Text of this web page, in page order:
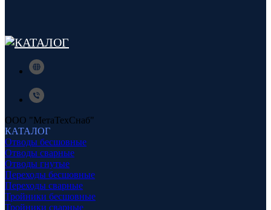
ООО "МетаТехСнаб"
КАТАЛОГ
Отводы бесшовные
Отводы сварные
Отводы гнутые
Переходы бесшовные
Переходы сварные
Тройники бесшовные
Тройники сварные